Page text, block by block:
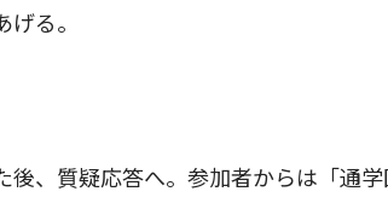
る。
、質疑応答へ。参加者からは「通